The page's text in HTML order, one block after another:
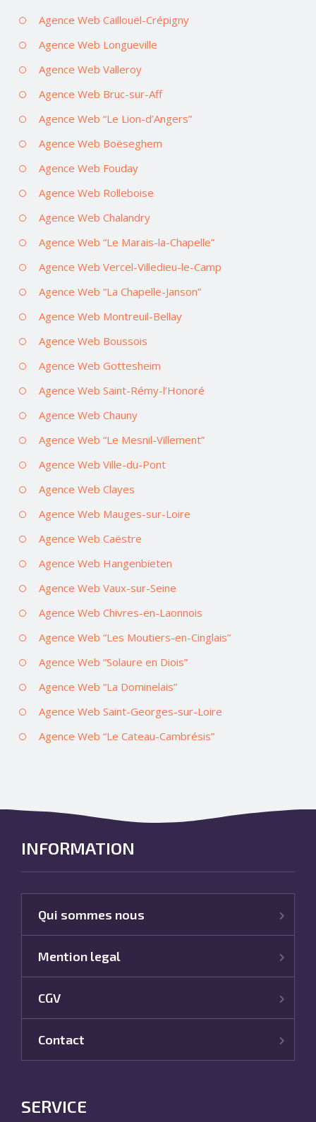
Agence Web Caillouël-Crépigny
Agence Web Longueville
Agence Web Valleroy
Agence Web Bruc-sur-Aff
Agence Web “Le Lion-d’Angers”
Agence Web Boëseghem
Agence Web Fouday
Agence Web Rolleboise
Agence Web Chalandry
Agence Web “Le Marais-la-Chapelle”
Agence Web Vercel-Villedieu-le-Camp
Agence Web “La Chapelle-Janson”
Agence Web Montreuil-Bellay
Agence Web Boussois
Agence Web Gottesheim
Agence Web Saint-Rémy-l’Honoré
Agence Web Chauny
Agence Web “Le Mesnil-Villement”
Agence Web Ville-du-Pont
Agence Web Clayes
Agence Web Mauges-sur-Loire
Agence Web Caëstre
Agence Web Hangenbieten
Agence Web Vaux-sur-Seine
Agence Web Chivres-en-Laonnois
Agence Web “Les Moutiers-en-Cinglais”
Agence Web “Solaure en Diois”
Agence Web “La Dominelais”
Agence Web Saint-Georges-sur-Loire
Agence Web “Le Cateau-Cambrésis”
INFORMATION
Qui sommes nous
Mention legal
CGV
Contact
SERVICE